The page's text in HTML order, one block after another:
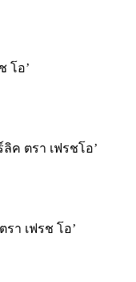
โอ’
ค ตรา เฟรชโอ’
า เฟรช โอ’